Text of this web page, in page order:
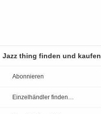
Jazz thing finden und kaufen
Abonnieren
Einzelhändler finden…